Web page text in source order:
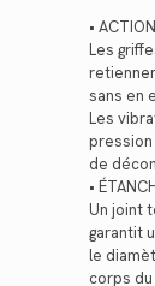
•
Les
sans en
Les
de
•
Un joint
garantit
le
corps